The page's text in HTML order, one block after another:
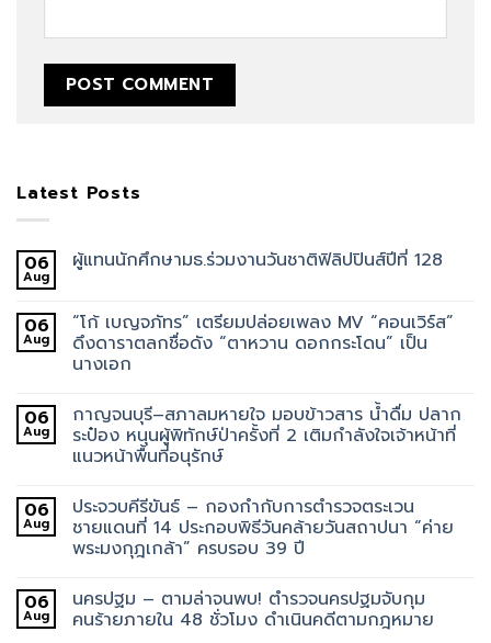
Latest Posts
06
Aug
ผู้แทนนักศึกษามธ.ร่วมงานวันชาติฟิลิปปินส์ปีที่ 128
06
Aug
“โก้ เบญจภัทร” เตรียมปล่อยเพลง MV “คอนเวิร์ส”
ดึงดาราตลกชื่อดัง “ตาหวาน ดอกกระโดน” เป็น
นางเอก
06
Aug
กาญจนบุรี–สภาลมหายใจ มอบข้าวสาร น้ำดื่ม ปลาก
ระป๋อง หนุนผู้พิทักษ์ป่าครั้งที่ 2 เติมกำลังใจเจ้าหน้าที่
แนวหน้าพื้นที่อนุรักษ์
06
Aug
ประจวบคีรีขันธ์ – กองกำกับการตำรวจตระเวน
ชายแดนที่ 14 ประกอบพิธีวันคล้ายวันสถาปนา “ค่าย
พระมงกุฎเกล้า” ครบรอบ 39 ปี
06
Aug
นครปฐม – ตามล่าจนพบ! ตำรวจนครปฐมจับกุม
คนร้ายภายใน 48 ชั่วโมง ดำเนินคดีตามกฎหมาย